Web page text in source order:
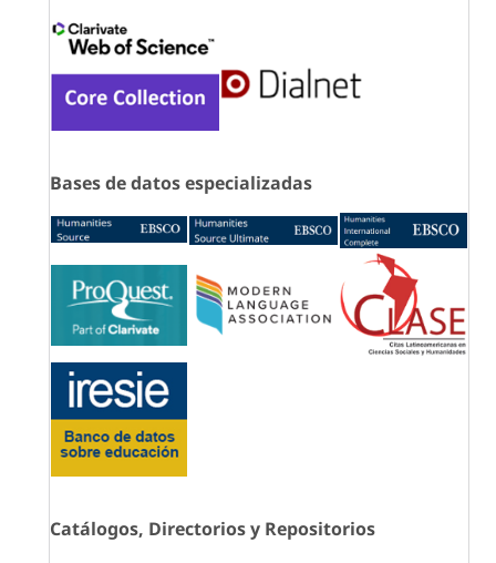
Bases de datos especializadas
Catálogos, Directorios y Repositorios